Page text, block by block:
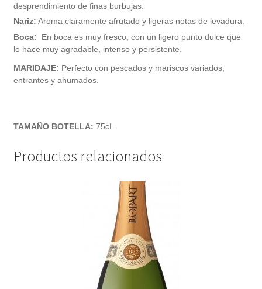
desprendimiento de finas burbujas.
Nariz: Aroma claramente afrutado y ligeras notas de levadura.
Boca:
En boca es muy fresco, con un ligero punto dulce que
lo hace muy agradable, intenso y persistente.
MARIDAJE: Perfecto con pescados y mariscos variados,
entrantes y ahumados.
TAMAÑO BOTELLA: 75cL.
Productos relacionados